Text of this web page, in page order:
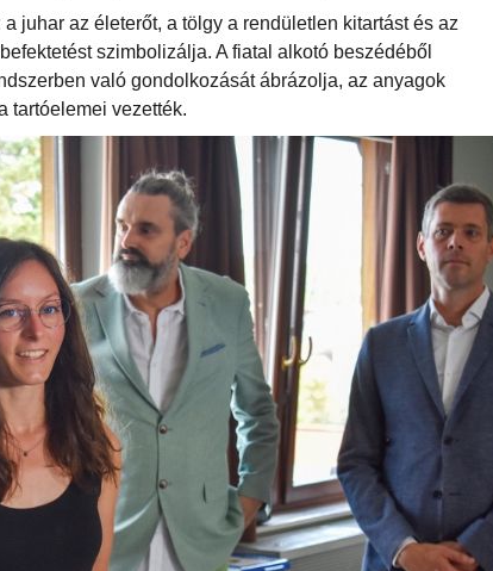
juhar az életerőt, a tölgy a rendületlen kitartást és az
szimbolizálja. A fiatal alkotó beszédéből
való gondolkozását ábrázolja, az anyagok
tartóelemei vezették.